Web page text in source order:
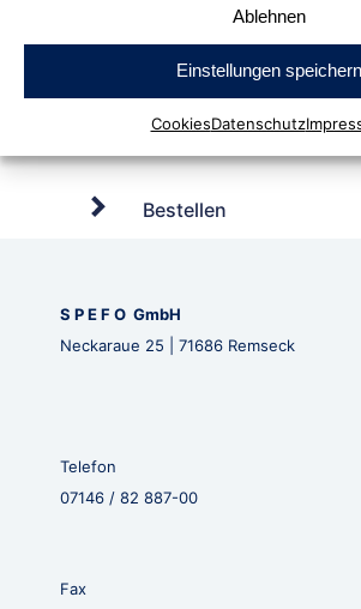
Ablehnen
Einstellungen speichern
CookiesDatenschutz
Bestellen
S P E F O GmbH
Neckaraue 25 | 71686 Remseck
Telefon
07146 / 82 887-00
Fax